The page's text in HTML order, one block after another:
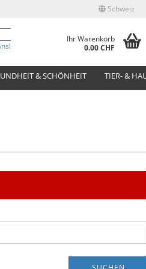
Schweiz
Ihr Warenkorb
0.00 CHF
& SCHÖNHEIT TIER- &